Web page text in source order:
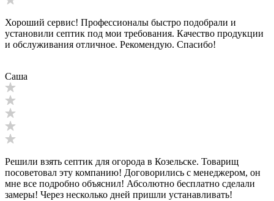
Хороший сервис! Профессионалы быстро подобрали и
установили септик под мои требования. Качество продукции
и обслуживания отличное. Рекомендую. Спасибо!
Саша
Решили взять септик для огорода в Козельске. Товарищ
посоветовал эту компанию! Договорились с менеджером, он
мне все подробно объяснил! Абсолютно бесплатно сделали
замеры! Через несколько дней пришли устанавливать!